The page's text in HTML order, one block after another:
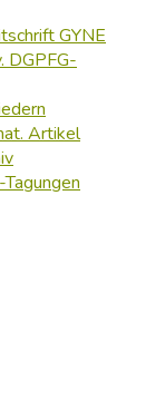
GYNE
DGPFG-
Artikel